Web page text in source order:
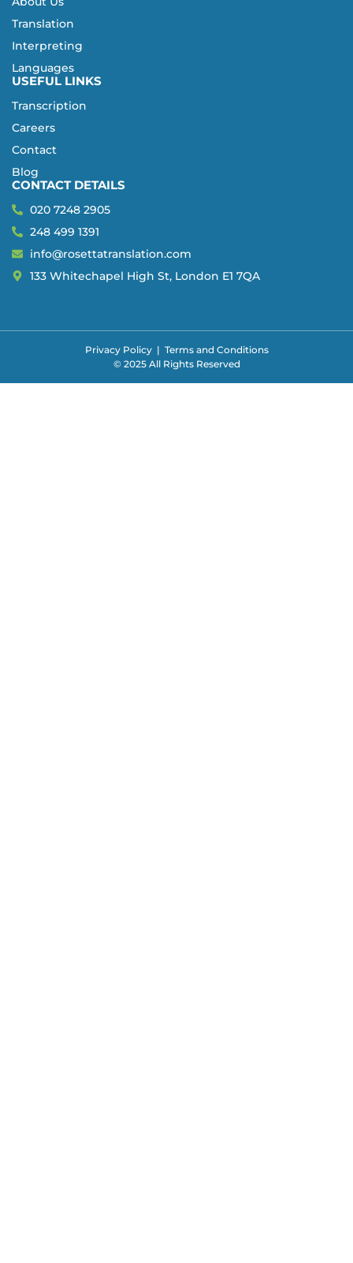
Translation
Interpreting
Languages
USEFUL LINKS
Transcription
Careers
Contact
Blog
CONTACT DETAILS
020 7248 2905
248 499 1391
info@rosettatranslation.com
133 Whitechapel High St, London E1 7QA
Privacy Policy| Terms and Conditions
© 2025 All Rights Reserved